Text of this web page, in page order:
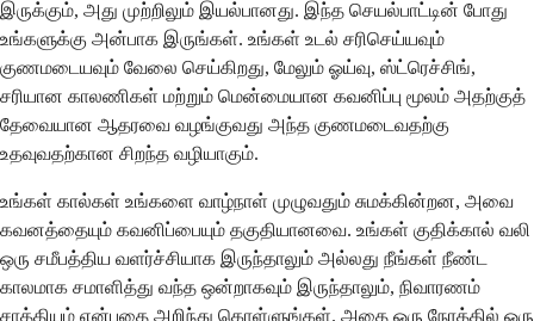
இருக்கும், அது முற்றிலும் இயல்பானது. இந்த செயல்பாட்டின் போது
உங்களுக்கு அன்பாக இருங்கள். உங்கள் உடல் சரிசெய்யவும்
குணமடையவும் வேலை செய்கிறது, மேலும் ஓய்வு, ஸ்ட்ரெச்சிங்,
சரியான காலணிகள் மற்றும் மென்மையான கவனிப்பு மூலம் அதற்குத்
தேவையான ஆதரவை வழங்குவது அந்த குணமடைவதற்கு
உதவுவதற்கான சிறந்த வழியாகும்.
உங்கள் கால்கள் உங்களை வாழ்நாள் முழுவதும் சுமக்கின்றன, அவை
கவனத்தையும் கவனிப்பையும் தகுதியானவை. உங்கள் குதிக்கால் வலி
ஒரு சமீபத்திய வளர்ச்சியாக இருந்தாலும் அல்லது நீங்கள் நீண்ட
காலமாக சமாளித்து வந்த ஒன்றாகவும் இருந்தாலும், நிவாரணம்
சாத்தியம் என்பதை அறிந்து கொள்ளுங்கள். அதை ஒரு நேரத்தில் ஒரு